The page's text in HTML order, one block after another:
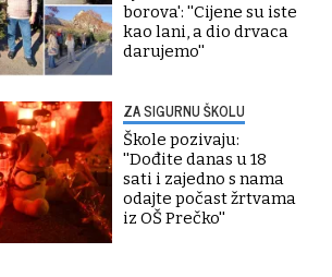
borova': ''Cijene su iste
kao lani, a dio drvaca
darujemo''
ZA SIGURNU ŠKOLU
Škole pozivaju:
''Dođite danas u 18
sati i zajedno s nama
odajte počast žrtvama
iz OŠ Prečko''